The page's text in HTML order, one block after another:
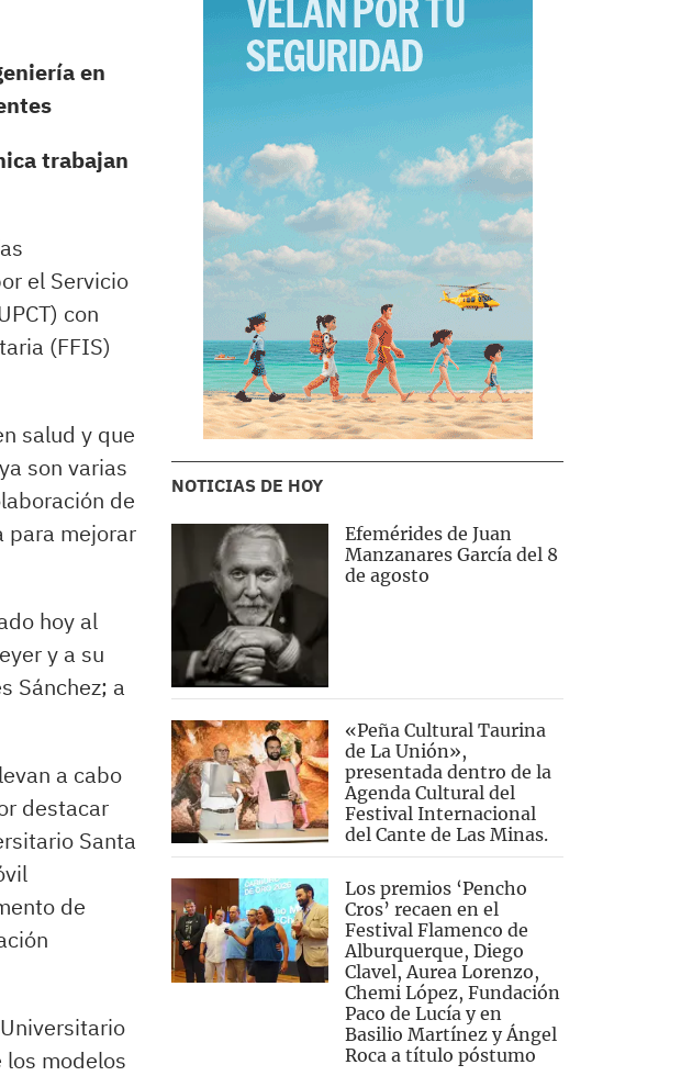
en
trabajan
el Servicio
con
(FFIS)
salud y que
son varias
de
para mejorar
hoy al
y a su
Sánchez; a
a cabo
destacar
Santa
de
modelos
NOTICIAS DE HOY
Efemérides de Juan
Manzanares García del 8
de agosto
«Peña Cultural Taurina
de La Unión»,
presentada dentro de la
Agenda Cultural del
Festival Internacional
del Cante de Las Minas.
Los premios ‘Pencho
Cros’ recaen en el
Festival Flamenco de
Alburquerque, Diego
Clavel, Aurea Lorenzo,
Chemi López, Fundación
Paco de Lucía y en
Basilio Martínez y Ángel
Roca a título póstumo